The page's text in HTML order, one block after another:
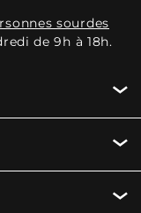
sourdes
de 9h à 18h.